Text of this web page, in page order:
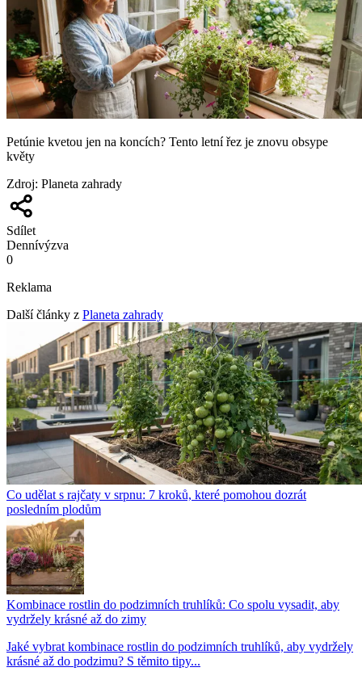
Petúnie kvetou jen na koncích? Tento letní řez je znovu obsype
květy
Zdroj: Planeta zahrady
Sdílet
Dennívýzva
0
Reklama
Další články z Planeta zahrady
Co udělat s rajčaty v srpnu: 7 kroků, které pomohou dozrát
posledním plodům
Kombinace rostlin do podzimních truhlíků: Co spolu vysadit, aby
vydržely krásné až do zimy
Jaké vybrat kombinace rostlin do podzimních truhlíků, aby vydržely
krásné až do podzimu? S těmito tipy...